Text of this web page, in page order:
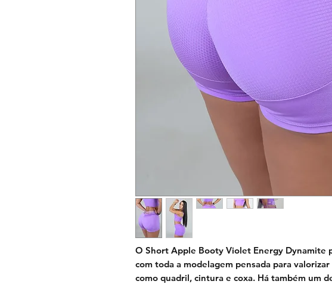
O Short Apple Booty Violet Energy Dynamite
com toda a modelagem pensada para
como quadril, cintura e coxa. Há também um